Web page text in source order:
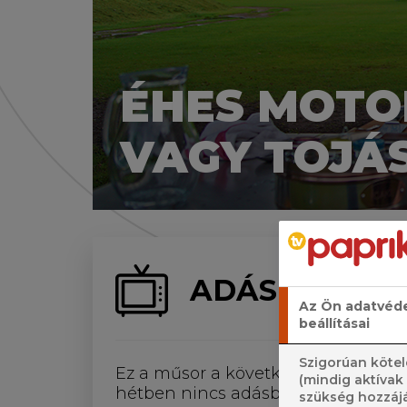
ÉHES
VAGY
ADÁS
Ez a műsor a következő négy
hétben nincs adásban.
Az Ön
beállításai
Szigorúan
(mindig aktívak
szükség